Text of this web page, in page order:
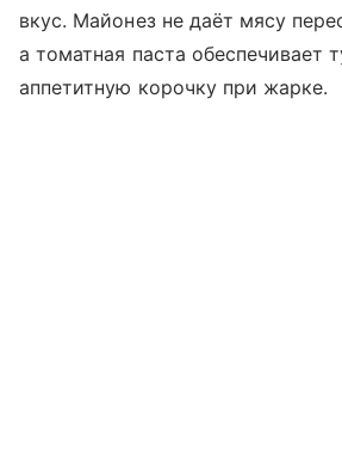
вкус. Майонез не даёт мясу
а томатная паста обеспечивает
аппетитную корочку при жарке.